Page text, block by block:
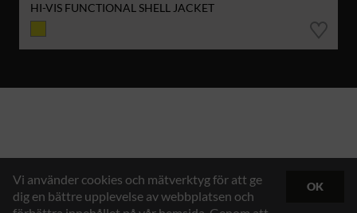
HI-VIS FUNCTIONAL SHELL JACKET
Vi använder cookies och mätverktyg för att ge
dig en bättre upplevelse av webbplatsen och
OK